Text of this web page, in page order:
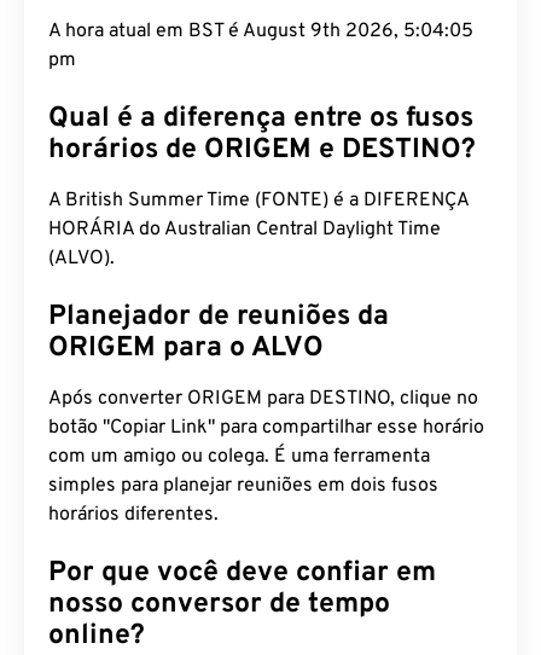
A hora atual em BST é August 9th 2026, 5:04:06
pm
Qual é a diferença entre os fusos
horários de ORIGEM e DESTINO?
A British Summer Time (FONTE) é a DIFERENÇA
HORÁRIA do Australian Central Daylight Time
(ALVO).
Planejador de reuniões da
ORIGEM para o ALVO
Após converter ORIGEM para DESTINO, clique no
botão "Copiar Link" para compartilhar esse horário
com um amigo ou colega. É uma ferramenta
simples para planejar reuniões em dois fusos
horários diferentes.
Por que você deve confiar em
nosso conversor de tempo
online?